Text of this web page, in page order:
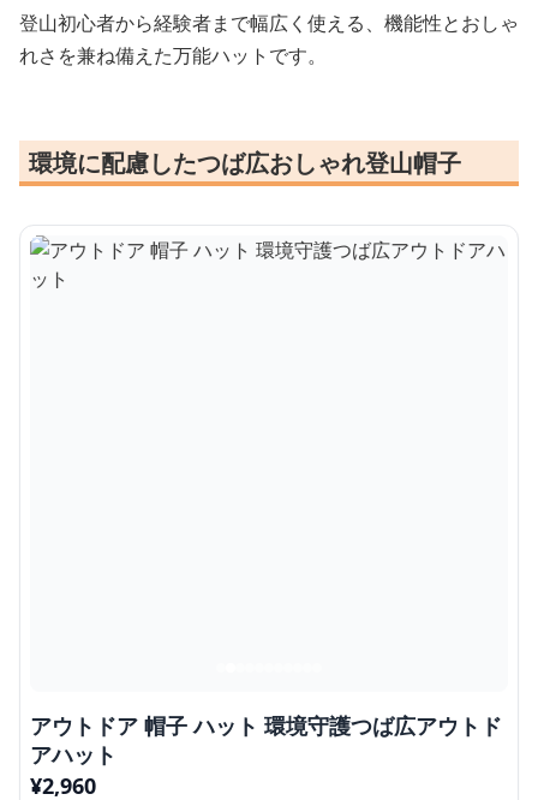
登山初心者から経験者まで幅広く使える、機能性とおしゃ
れさを兼ね備えた万能ハットです。
環境に配慮したつば広おしゃれ登山帽子
アウトドア 帽子 ハット 環境守護つば広アウトド
アハット
¥2,960